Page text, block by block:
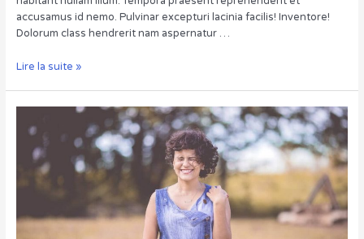
accusamus id nemo. Pulvinar excepturi lacinia facilis! Inventore!
Dolorum class hendrerit nam aspernatur …
Totam
Lire la suite »